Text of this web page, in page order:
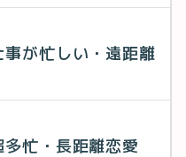
事が忙しい・遠距離
多忙・長距離恋愛